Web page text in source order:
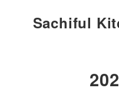
Sachiful